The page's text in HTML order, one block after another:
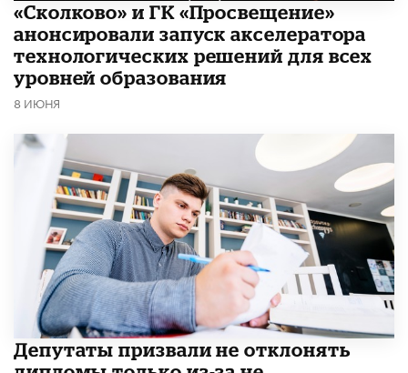
«Сколково» и ГК «Просвещение»
анонсировали запуск акселератора
технологических решений для всех
уровней образования
8 ИЮНЯ
Депутаты призвали не отклонять